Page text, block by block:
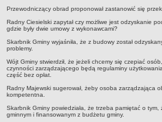
Plan postępowań na 2026 rok
Plan postępowań o udzielenie
Plan postępowań na rok 2024
Plan postępowań o udzielenie
Plan postępowań w 2021 roku
Plan postępowań o udzielenie zamówień
Przewodniczący obrad proponował zastanowić się
Radny Ciesielski zapytał czy możliwe jest odzyskanie
gdzie były dwie umowy z wykonawcami?
Skarbnik Gminy wyjaśniła, że z budowy został
problemy.
Wójt Gminy stwierdził, że jeżeli chcemy się czepiać
czynności zarządzającego będą regulaminy
część bez opłat.
Radny Majewski sugerował, żeby osoba zarządzająca
kompetentna.
Skarbnik Gminy powiedziała, że trzeba pamiętać o
gminnym i finansowanym z budżetu gminy.